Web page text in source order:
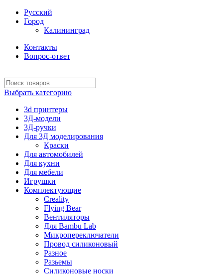
Русский
Город
Калининград
Контакты
Вопрос-ответ
Выбрать категорию
3d принтеры
3Д-модели
3Д-ручки
Для 3Д моделирования
Краски
Для автомобилей
Для кухни
Для мебели
Игрушки
Комплектующие
Creality
Flying Bear
Вентиляторы
Для Bambu Lab
Микропереключатели
Провод силиконовый
Разное
Разьемы
Силиконовые носки